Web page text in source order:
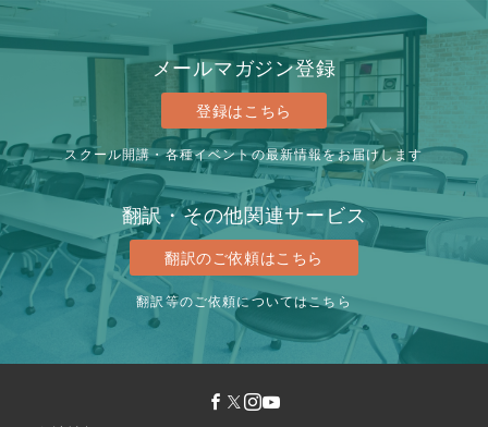
メールマガジン登録
登録はこちら
スクール開講・各種イベントの最新情報をお届けします
翻訳・その他関連サービス
翻訳のご依頼はこちら
翻訳等のご依頼についてはこちら